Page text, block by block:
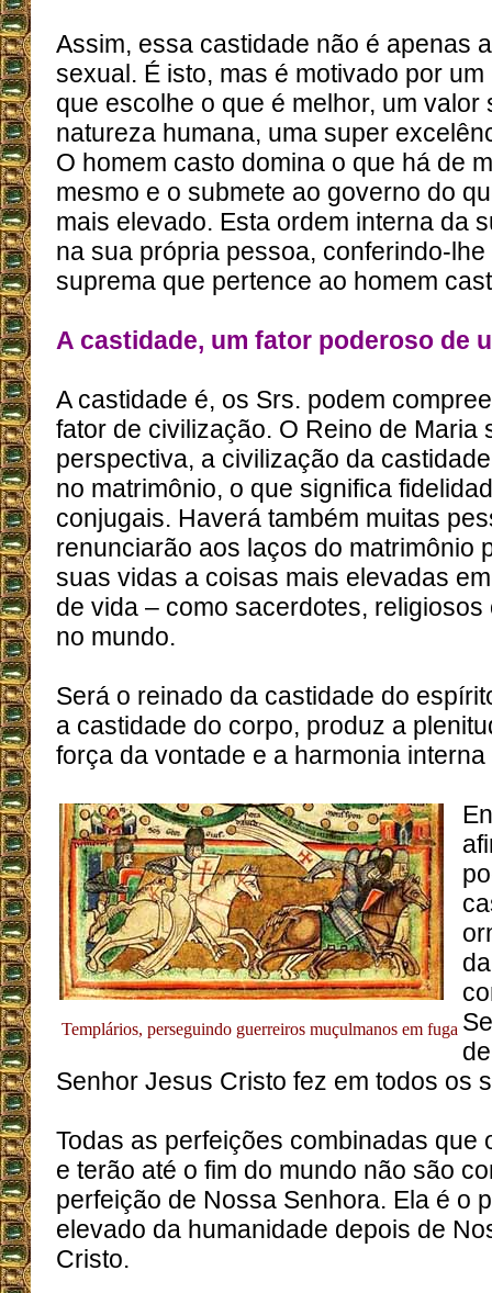
Assim, essa castidade não é apenas
sexual. É isto, mas é motivado por
que escolhe o que é melhor, um valor
natureza humana, uma super
O homem casto domina o que há de
mesmo e o submete ao governo do
mais elevado. Esta ordem interna da
na sua própria pessoa, conferindo-
suprema que pertence ao homem
A castidade, um fator poderoso de
A castidade é, os Srs. podem
fator de civilização. O Reino de Maria
perspectiva, a civilização da
no matrimônio, o que significa
conjugais. Haverá também muitas
renunciarão aos laços do matrimônio
suas vidas a coisas mais elevadas
de vida – como sacerdotes,
no mundo.
Será o reinado da castidade do
a castidade do corpo, produz a
força da vontade e a harmonia interna
Templários, perseguindo guerreiros muçulmanos em fuga
Senhor Jesus Cristo fez em todos os
Todas as perfeições combinadas que
e terão até o fim do mundo não são
perfeição de Nossa Senhora. Ela é o
elevado da humanidade depois de
Cristo.